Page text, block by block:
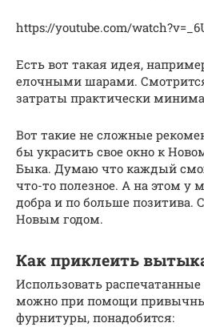
https://youtube.com/
Есть вот такая идея,
елочными шарами.
затраты практически
Вот такие не сложные
бы украсить свое окно к
Быка. Думаю что каждый
что-то полезное. А на этом у
добра и по больше позитива.
Новым годом.
Как приклеить
Использовать
можно при помощи
фурнитуры, понадобится: